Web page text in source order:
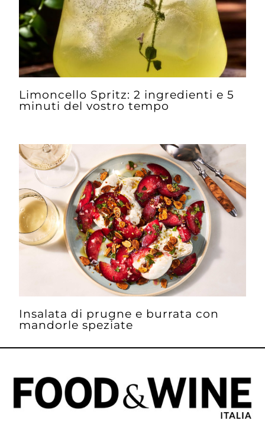
Limoncello Spritz: 2 ingredienti e 5
minuti del vostro tempo
Insalata di prugne e burrata con
mandorle speziate